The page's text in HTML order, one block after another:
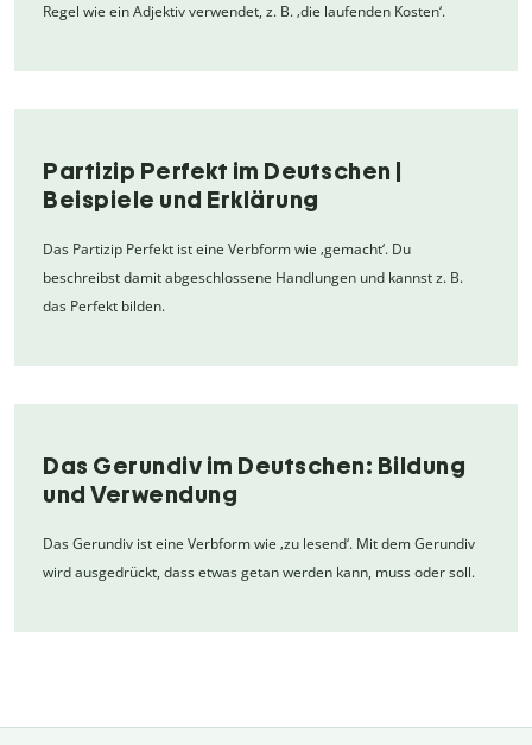
Regel wie ein Adjektiv verwendet, z. B. ‚die laufenden Kosten‘.
Partizip Perfekt im Deutschen |
Beispiele und Erklärung
Das Partizip Perfekt ist eine Verbform wie ‚gemacht‘. Du
beschreibst damit abgeschlossene Handlungen und kannst z. B.
das Perfekt bilden.
Das Gerundiv im Deutschen: Bildung
und Verwendung
Das Gerundiv ist eine Verbform wie ‚zu lesend‘. Mit dem Gerundiv
wird ausgedrückt, dass etwas getan werden kann, muss oder soll.